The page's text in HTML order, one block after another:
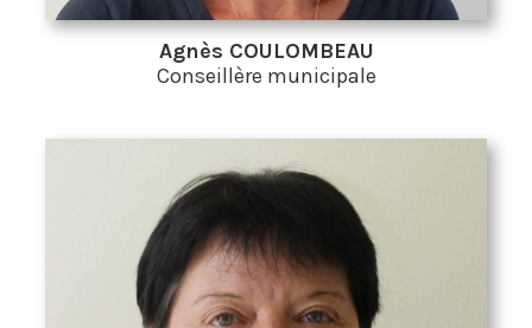
Agnès COULOMBEAU
Conseillère municipale